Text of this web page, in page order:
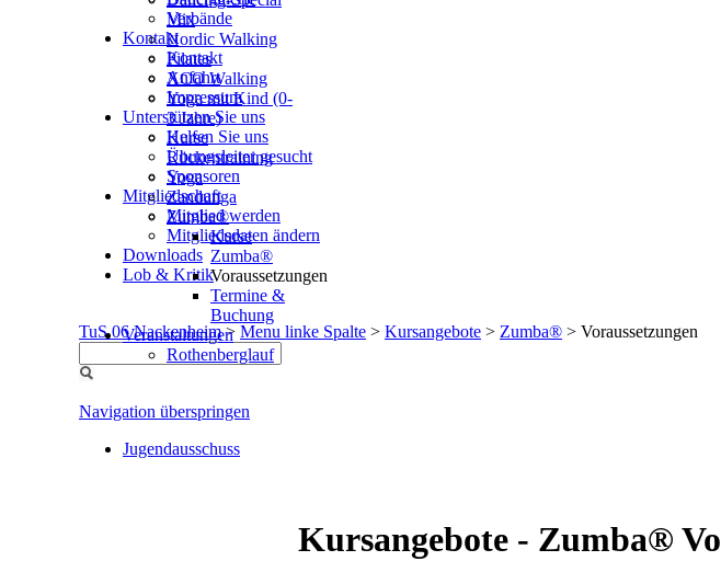
Verbände
Kontakt
Kontakt
Anfahrt
Impressum
Unterstützen Sie uns
Helfen Sie uns
Übungsleiter gesucht
Sponsoren
Mitgliedschaft
Mitglied werden
Mitgliedsdaten ändern
Downloads
Lob & Kritik
TuS 06 Nackenheim> Menu linke Spalte > Kursangebote > Zumba® > Voraussetzungen
Mix
Nordic Walking
Pilates
XCO Walking
Yoga mit Kind (0-
3 Jahre)
Kurse
Rückentraining
Yoga
Zandunga
Zumba®
Kurse
Zumba®
Voraussetzungen
Termine &
Buchung
Veranstaltungen
Rothenberglauf
Navigation überspringen
Jugendausschuss
Kursangebote - Zumba®